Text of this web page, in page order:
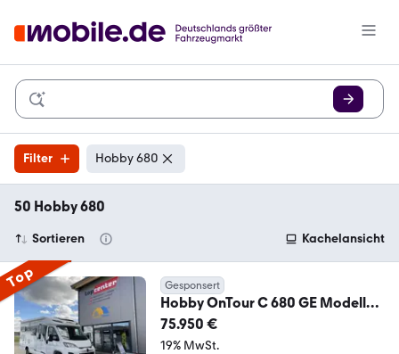
Filter Hobby 680
50 Hobby 680
Sortieren Kachelansicht
Top Gesponsert
Hobby OnTour C 680 GE Modell
2026 - Automatik - 140 PS
75.950 €
19% MwSt.